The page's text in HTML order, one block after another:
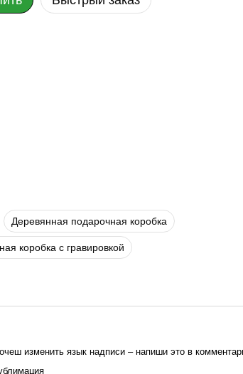
Деревянная подарочная коробка
коробка с гравировкой
изменить язык надписи – напиши это в